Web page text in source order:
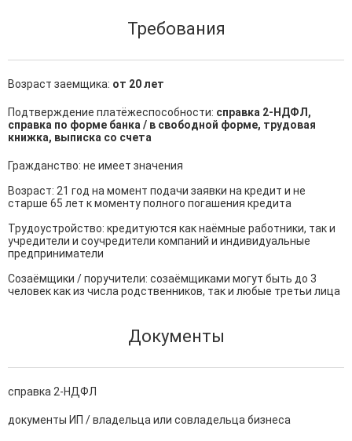
Требования
Возраст заемщика: от 20 лет
Подтверждение платёжеспособности: справка 2-НДФЛ,
справка по форме банка / в свободной форме, трудовая
книжка, выписка со счета
Гражданство: не имеет значения
Возраст: 21 год на момент подачи заявки на кредит и не
старше 65 лет к моменту полного погашения кредита
Трудоустройство: кредитуются как наёмные работники, так и
учредители и соучредители компаний и индивидуальные
предприниматели
Созаёмщики / поручители: созаёмщиками могут быть до 3
человек как из числа родственников, так и любые третьи лица
Документы
справка 2-НДФЛ
документы ИП / владельца или совладельца бизнеса